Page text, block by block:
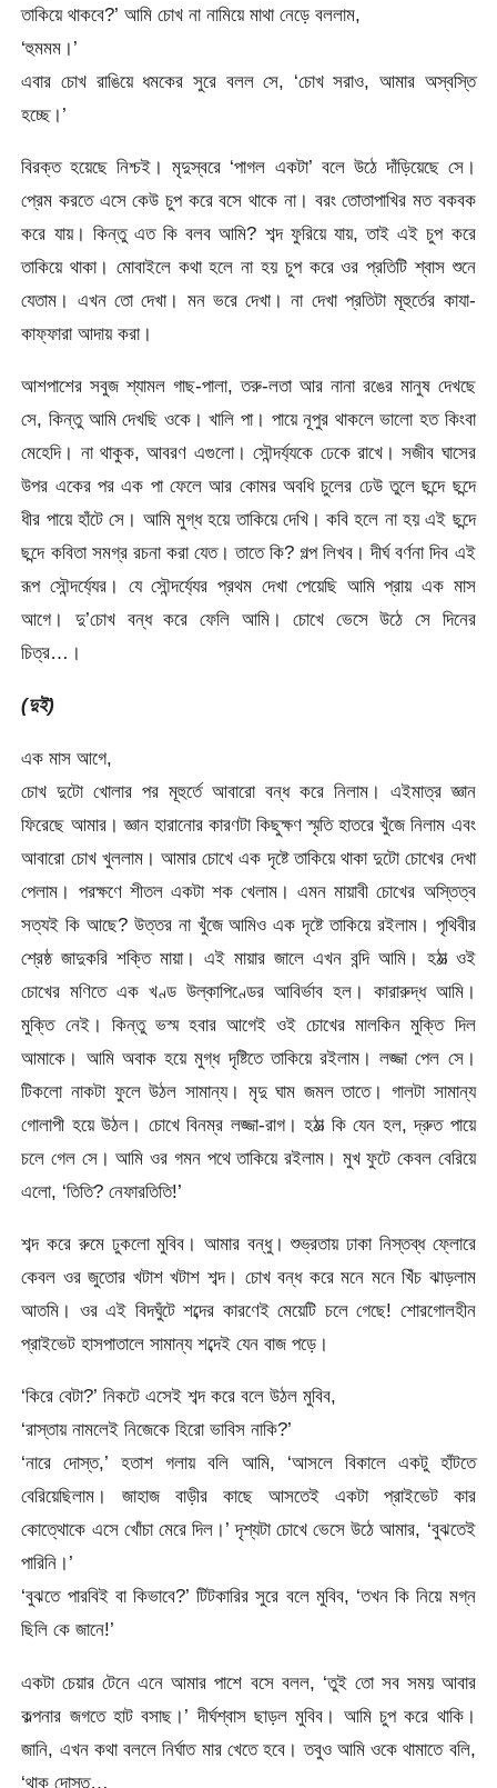
তাকিয়ে থাকবে?’ আমি চোখ না নামিয়ে মাথা নেড়ে বললাম,
‘হুমমম।’
এবার চোখ রাঙিয়ে ধমকের সুরে বলল সে, ‘চোখ সরাও, আমার অস্বস্তি
হচ্ছে।’
বিরক্ত হয়েছে নিশ্চই। মৃদুস্বরে ‘পাগল একটা’ বলে উঠে দাঁড়িয়েছে সে।
প্রেম করতে এসে কেউ চুপ করে বসে থাকে না। বরং তোতাপাখির মত বকবক
করে যায়। কিন্তু এত কি বলব আমি? শব্দ ফুরিয়ে যায়, তাই এই চুপ করে
তাকিয়ে থাকা। মোবাইলে কথা হলে না হয় চুপ করে ওর প্রতিটি শ্বাস শুনে
যেতাম। এখন তো দেখা। মন ভরে দেখা। না দেখা প্রতিটা মূহুর্তের কাযা-
কাফ্ফারা আদায় করা।
আশপাশের সবুজ শ্যামল গাছ-পালা, তরু-লতা আর নানা রঙের মানুষ দেখছে
সে, কিন্তু আমি দেখছি ওকে। খালি পা। পায়ে নূপুর থাকলে ভালো হত কিংবা
মেহেদি। না থাকুক, আবরণ এগুলো। সৌন্দর্য্যকে ঢেকে রাখে। সজীব ঘাসের
উপর একের পর এক পা ফেলে আর কোমর অবধি চুলের ঢেউ তুলে ছন্দে ছন্দে
ধীর পায়ে হাঁটে সে। আমি মুগ্ধ হয়ে তাকিয়ে দেখি। কবি হলে না হয় এই ছন্দে
ছন্দে কবিতা সমগ্র রচনা করা যেত। তাতে কি? গল্প লিখব। দীর্ঘ বর্ণনা দিব এই
রূপ সৌন্দর্য্যের। যে সৌন্দর্য্যের প্রথম দেখা পেয়েছি আমি প্রায় এক মাস
আগে। দু’চোখ বন্ধ করে ফেলি আমি। চোখে ভেসে উঠে সে দিনের
চিত্র…।
(দুই)
এক মাস আগে,
চোখ দুটো খোলার পর মূহুর্তে আবারো বন্ধ করে নিলাম। এইমাত্র জ্ঞান
ফিরেছে আমার। জ্ঞান হারানোর কারণটা কিছুক্ষণ স্মৃতি হাতরে খুঁজে নিলাম এবং
আবারো চোখ খুললাম। আমার চোখে এক দৃষ্টে তাকিয়ে থাকা দুটো চোখের দেখা
পেলাম। পরক্ষণে শীতল একটা শক খেলাম। এমন মায়াবী চোখের অস্তিত্ব
সত্যই কি আছে? উত্তর না খুঁজে আমিও এক দৃষ্টে তাকিয়ে রইলাম। পৃথিবীর
শ্রেষ্ঠ জাদুকরি শক্তি মায়া। এই মায়ার জালে এখন বন্দি আমি। হঠাত্‍ ওই
চোখের মণিতে এক খণ্ড উল্কাপিণ্ডের আবির্ভাব হল। কারারুদ্ধ আমি।
মুক্তি নেই। কিন্তু ভস্ম হবার আগেই ওই চোখের মালকিন মুক্তি দিল
আমাকে। আমি অবাক হয়ে মুগ্ধ দৃষ্টিতে তাকিয়ে রইলাম। লজ্জা পেল সে।
টিকলো নাকটা ফুলে উঠল সামান্য। মৃদু ঘাম জমল তাতে। গালটা সামান্য
গোলাপী হয়ে উঠল। চোখে বিনম্র লজ্জা-রাগ। হঠাত্‍ কি যেন হল, দ্রুত পায়ে
চলে গেল সে। আমি ওর গমন পথে তাকিয়ে রইলাম। মুখ ফুটে কেবল বেরিয়ে
এলো, ‘তিতি? নেফারতিতি!’
শব্দ করে রুমে ঢুকলো মুবিব। আমার বন্ধু। শুভ্রতায় ঢাকা নিস্তব্ধ ফ্লোরে
কেবল ওর জুতোর খটাশ খটাশ শব্দ। চোখ বন্ধ করে মনে মনে খিঁচ ঝাড়লাম
আতমি। ওর এই বিদঘুঁটে শব্দের কারণেই মেয়েটি চলে গেছে! শোরগোলহীন
প্রাইভেট হাসপাতালে সামান্য শব্দেই যেন বাজ পড়ে।
‘কিরে বেটা?’ নিকটে এসেই শব্দ করে বলে উঠল মুবিব,
‘রাস্তায় নামলেই নিজেকে হিরো ভাবিস নাকি?’
‘নারে দোস্ত,’ হতাশ গলায় বলি আমি, ‘আসলে বিকালে একটু হাঁটতে
বেরিয়েছিলাম। জাহাজ বাড়ীর কাছে আসতেই একটা প্রাইভেট কার
কোত্থোকে এসে খোঁচা মেরে দিল।’ দৃশ্যটা চোখে ভেসে উঠে আমার, ‘বুঝতেই
পারিনি।’
‘বুঝতে পারবিই বা কিভাবে?’ টিটকারির সুরে বলে মুবিব, ‘তখন কি নিয়ে মগ্ন
ছিলি কে জানে!’
একটা চেয়ার টেনে এনে আমার পাশে বসে বলল, ‘তুই তো সব সময় আবার
কল্পনার জগতে হাট বসাছ।’ দীর্ঘশ্বাস ছাড়ল মুবিব। আমি চুপ করে থাকি।
জানি, এখন কথা বললে নির্ঘাত মার খেতে হবে। তবুও আমি ওকে থামাতে বলি,
‘থাক দোস্ত…